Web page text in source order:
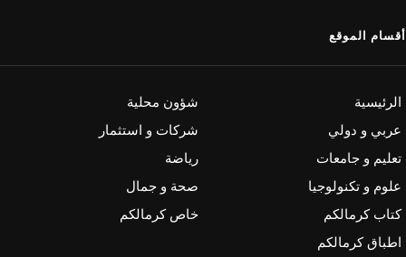
أقسام الموقع
الرئيسية
شؤون محلية
عربي و دولي
شركات و استثمار
تعليم و جامعات
رياضة
علوم و تكنولوجيا
صحة و جمال
كتاب كرمالكم
خاص كرمالكم
اطباق كرمالكم